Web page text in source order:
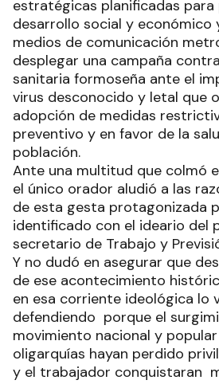
estratégicas planificadas para
desarrollo social y económico
medios de comunicación
desplegar una campaña
sanitaria formoseña ante el
virus desconocido y letal que
adopción de medidas
preventivo y en favor de la
población.
Ante una multitud que colmó
el único orador aludió a las
de esta gesta protagonizada
identificado con el ideario del
secretario de Trabajo y
Y no dudó en asegurar que
de ese acontecimiento
en esa corriente ideológica lo
defendiendo porque el
movimiento nacional y
oligarquías hayan perdido
y el trabajador conquistaran